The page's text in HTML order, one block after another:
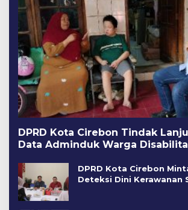
DPRD Kota Cirebon Tindak
Data Adminduk Warga
DPRD Kota Cirebon
Deteksi Dini Kerawanan